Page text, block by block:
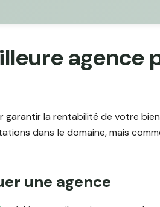
agence
garantir la rentabilité de votre bien
dans le domaine, mais
une agence